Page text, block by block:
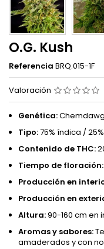
O.G. Kush
Referencia BRQ.015-1F
Valoración
Genética:Chemdawg
Tipo:75% índica /
Contenido de THC:
Tiempo de floración:
Producción en
Producción en
Altura:90-160 cm en
Aromas y sabores:
amaderados y con